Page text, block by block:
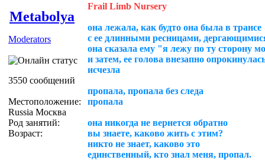
Metabolya
Moderators
3550 сообщений
Местоположение:
Russia Москва
Род занятий:
Возраст:
Frail Limb Nursery
она лежала, как будто она была в трансе
с ее длинными ресницами,
она сказала ему "я лежу по ту сторону
и затем, ее голова внезапно
исчезла
пропала, пропала без следа
пропала
она никогда не вернется обратно
вы знаете, каково жить с этим?
никто не знает, каково это
единственный, кто знал меня, пропал.